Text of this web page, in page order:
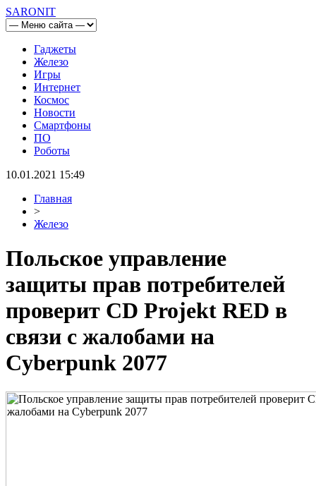
SARONIT
Гаджеты
Железо
Игры
Интернет
Космос
Новости
Смартфоны
ПО
Роботы
10.01.2021 15:49
Главная
>
Железо
Польское управление
защиты прав потребителей
проверит CD Projekt RED в
связи с жалобами на
Cyberpunk 2077